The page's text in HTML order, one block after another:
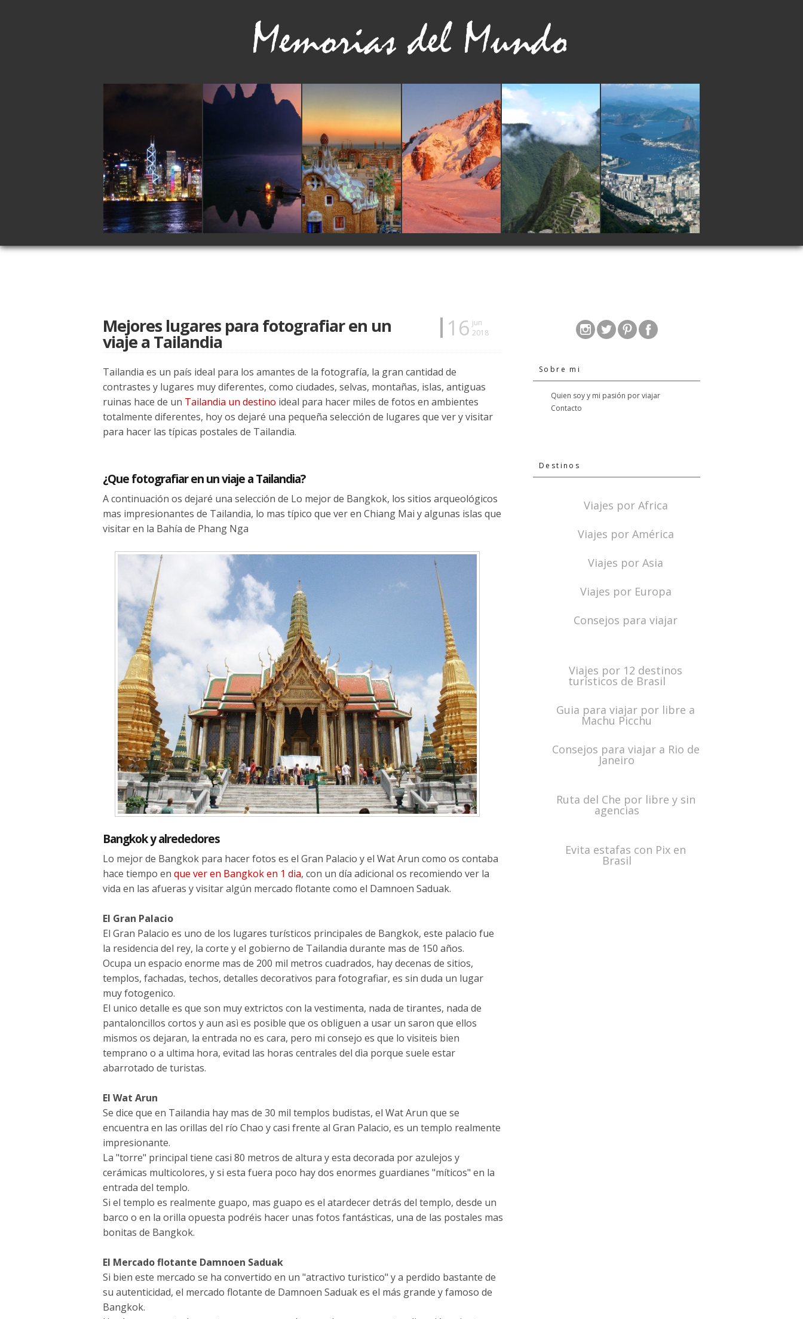
16 jun
2018
Mejores lugares para fotografiar en un
viaje a Tailandia
Tailandia es un país ideal para los amantes de la fotografía, la gran cantidad de
contrastes y lugares muy diferentes, como ciudades, selvas, montañas, islas, antiguas
ruinas hace de un Tailandia un destino ideal para hacer miles de fotos en ambientes
totalmente diferentes, hoy os dejaré una pequeña selección de lugares que ver y visitar
para hacer las típicas postales de Tailandia.
¿Que fotografiar en un viaje a Tailandia?
A continuación os dejaré una selección de Lo mejor de Bangkok, los sitios arqueológicos
mas impresionantes de Tailandia, lo mas típico que ver en Chiang Mai y algunas islas que
visitar en la Bahía de Phang Nga
Bangkok y alrededores
Lo mejor de Bangkok para hacer fotos es el Gran Palacio y el Wat Arun como os contaba
hace tiempo en que ver en Bangkok en 1 dia, con un día adicional os recomiendo ver la
vida en las afueras y visitar algún mercado flotante como el Damnoen Saduak.
El Gran Palacio
El Gran Palacio es uno de los lugares turísticos principales de Bangkok, este palacio fue
la residencia del rey, la corte y el gobierno de Tailandia durante mas de 150 años.
Ocupa un espacio enorme mas de 200 mil metros cuadrados, hay decenas de sitios,
templos, fachadas, techos, detalles decorativos para fotografiar, es sin duda un lugar
muy fotogenico.
El unico detalle es que son muy extrictos con la vestimenta, nada de tirantes, nada de
pantaloncillos cortos y aun asì es posible que os obliguen a usar un saron que ellos
mismos os dejaran, la entrada no es cara, pero mi consejo es que lo visiteis bien
temprano o a ultima hora, evitad las horas centrales del dìa porque suele estar
abarrotado de turistas.
El Wat Arun
Se dice que en Tailandia hay mas de 30 mil templos budistas, el Wat Arun que se
encuentra en las orillas del río Chao y casi frente al Gran Palacio, es un templo realmente
impresionante.
La "torre" principal tiene casi 80 metros de altura y esta decorada por azulejos y
cerámicas multicolores, y si esta fuera poco hay dos enormes guardianes "míticos" en la
entrada del templo.
Si el templo es realmente guapo, mas guapo es el atardecer detrás del templo, desde un
barco o en la orilla opuesta podréis hacer unas fotos fantásticas, una de las postales mas
bonitas de Bangkok.
El Mercado flotante Damnoen Saduak
Si bien este mercado se ha convertido en un "atractivo turistico" y a perdido bastante de
su autenticidad, el mercado flotante de Damnoen Saduak es el más grande y famoso de
Bangkok.
Sobre mi
Quien soy y mi pasión por viajar
Contacto
Destinos
Viajes por Africa
Viajes por América
Viajes por Asia
Viajes por Europa
Consejos para viajar
Viajes por 12 destinos
turísticos de Brasil
Guia para viajar por libre a
Machu Picchu
Consejos para viajar a Rio de
Janeiro
Ruta del Che por libre y sin
agencias
Evita estafas con Pix en
Brasil